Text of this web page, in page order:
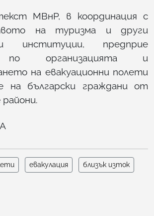
МВнР, в координация с
на туризма и други
институции, предприе
по организацията и
на евакуационни полети
на български граждани от
евакулация близък изток